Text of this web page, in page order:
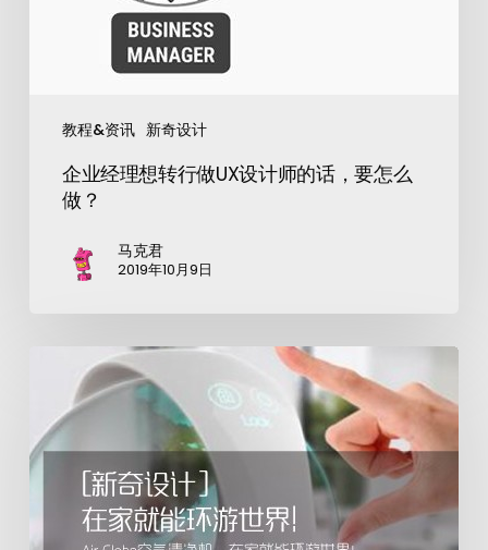
教程&资讯 新奇设计
企业经理想转行做UX设计师的话，要怎么
做？
马克君
2019年10月9日